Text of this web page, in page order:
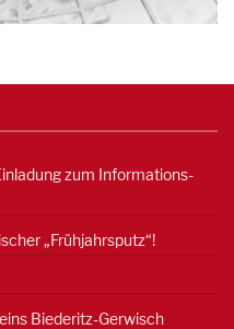
zum Informations-
„Frühjahrsputz“!
Biederitz-Gerwisch